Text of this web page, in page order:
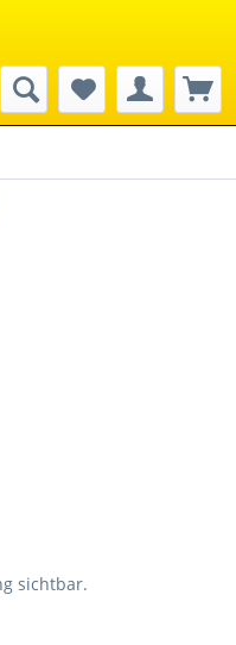
sichtbar.